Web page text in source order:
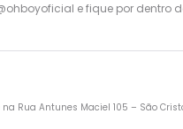
e fique por dentro
na Rua Antunes Maciel 105 – São